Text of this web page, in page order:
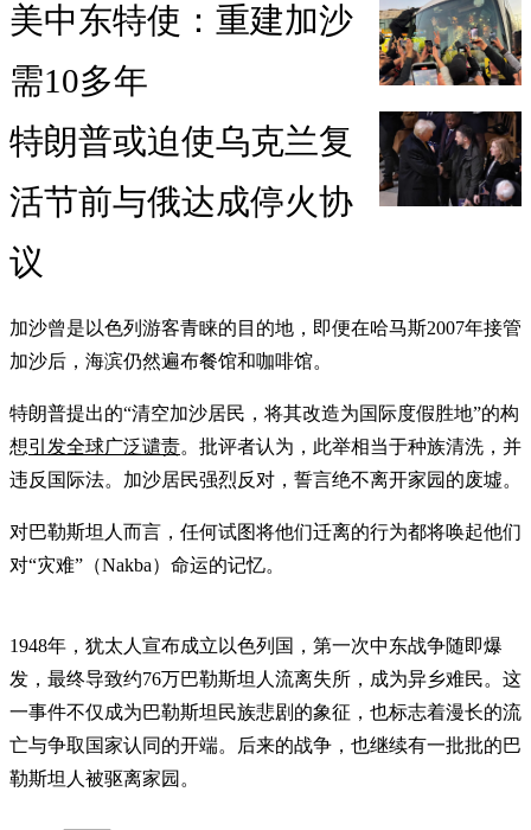
美中东特使：重建加沙
需10多年
特朗普或迫使乌克兰复
活节前与俄达成停火协
议
加沙曾是以色列游客青睐的目的地，即便在哈马斯2007年接管
加沙后，海滨仍然遍布餐馆和咖啡馆。
特朗普提出的“清空加沙居民，将其改造为国际度假胜地”的构
想引发全球广泛谴责。批评者认为，此举相当于种族清洗，并
违反国际法。加沙居民强烈反对，誓言绝不离开家园的废墟。
对巴勒斯坦人而言，任何试图将他们迁离的行为都将唤起他们
对“灾难”（Nakba）命运的记忆。
1948年，犹太人宣布成立以色列国，第一次中东战争随即爆
发，最终导致约76万巴勒斯坦人流离失所，成为异乡难民。这
一事件不仅成为巴勒斯坦民族悲剧的象征，也标志着漫长的流
亡与争取国家认同的开端。后来的战争，也继续有一批批的巴
勒斯坦人被驱离家园。